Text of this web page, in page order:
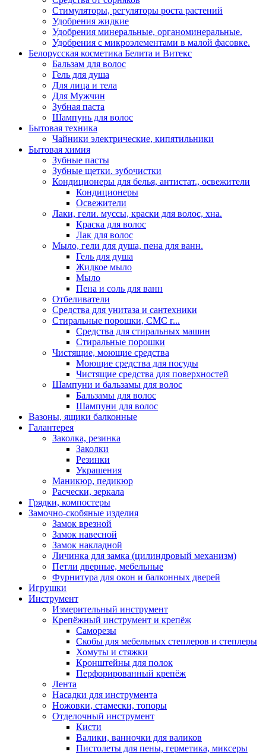
Стимуляторы, регуляторы роста растений
Удобрения жидкие
Удобрения минеральные, органоминеральные.
Удобрения с микроэлементами в малой фасовке.
Белорусская косметика Белита и Витекс
Бальзам для волос
Гель для душа
Для лица и тела
Для Мужчин
Зубная паста
Шампунь для волос
Бытовая техника
Чайники электрические, кипятильники
Бытовая химия
Зубные пасты
Зубные щетки. зубочистки
Кондиционеры для белья, антистат., освежители
Кондиционеры
Освежители
Лаки, гели. муссы, краски для волос, хна.
Краска для волос
Лак для волос
Мыло, гели для душа, пена для ванн.
Гель для душа
Жидкое мыло
Мыло
Пена и соль для ванн
Отбеливатели
Средства для унитаза и сантехники
Стиральные порошки, СМС г...
Средства для стиральных машин
Стиральные порошки
Чистящие, моющие средства
Моющие средства для посуды
Чистящие средства для поверхностей
Шампуни и бальзамы для волос
Бальзамы для волос
Шампуни для волос
Вазоны, ящики балконные
Галантерея
Заколка, резинка
Заколки
Резинки
Украшения
Маникюр, педикюр
Расчески, зеркала
Грядки, компостеры
Замочно-скобяные изделия
Замок врезной
Замок навесной
Замок накладной
Личинка для замка (цилиндровый механизм)
Петли дверные, мебельные
Фурнитура для окон и балконных дверей
Игрушки
Инструмент
Измерительный инструмент
Крепёжный инструмент и крепёж
Саморезы
Скобы для мебельных степлеров и степлеры
Хомуты и стяжки
Кронштейны для полок
Перфорированный крепёж
Лента
Насадки для инструмента
Ножовки, стамески, топоры
Отделочный инструмент
Кисти
Валики, ванночки для валиков
Пистолеты для пены, герметика, миксеры